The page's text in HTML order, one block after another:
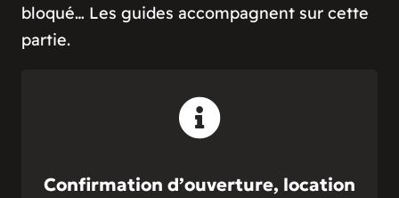
bloqué… Les guides accompagnent sur cette
partie.
Confirmation d’ouverture, location